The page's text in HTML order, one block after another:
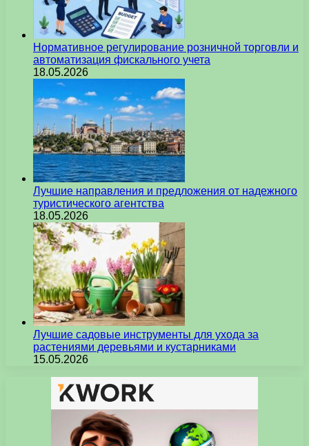
Нормативное регулирование розничной торговли и
автоматизация фискального учета
18.05.2026
Лучшие направления и предложения от надежного
туристического агентства
18.05.2026
Лучшие садовые инструменты для ухода за
растениями деревьями и кустарниками
15.05.2026